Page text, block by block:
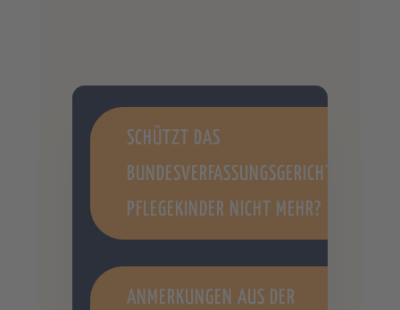
SCHÜTZT DAS
BUNDESVERFASSUNGSGERICHT
PFLEGEKINDER NICHT MEHR?
ANMERKUNGEN AUS DER